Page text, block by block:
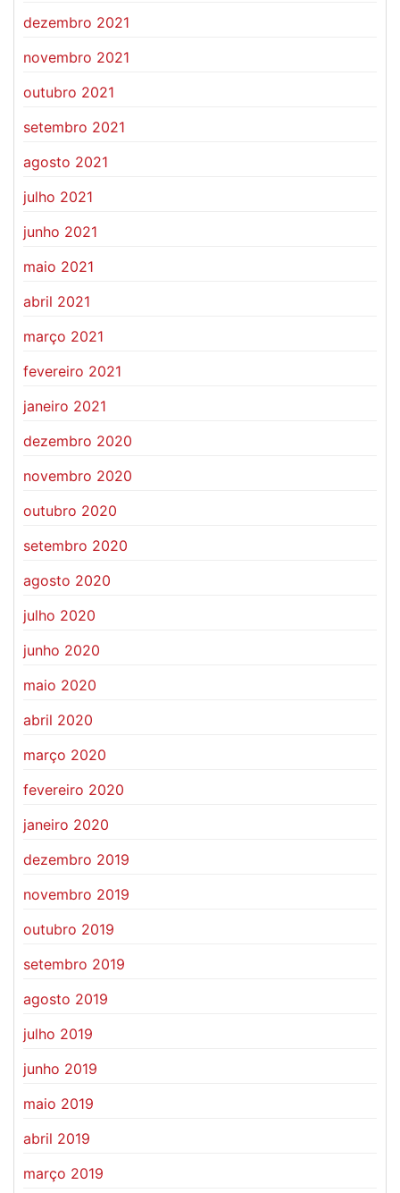
dezembro 2021
novembro 2021
outubro 2021
setembro 2021
agosto 2021
julho 2021
junho 2021
maio 2021
abril 2021
março 2021
fevereiro 2021
janeiro 2021
dezembro 2020
novembro 2020
outubro 2020
setembro 2020
agosto 2020
julho 2020
junho 2020
maio 2020
abril 2020
março 2020
fevereiro 2020
janeiro 2020
dezembro 2019
novembro 2019
outubro 2019
setembro 2019
agosto 2019
julho 2019
junho 2019
maio 2019
abril 2019
março 2019